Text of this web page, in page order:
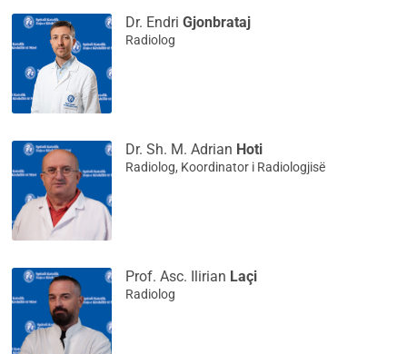
Dr. Endri Gjonbrataj
Radiolog
Dr. Sh. M. Adrian Hoti
Radiolog, Koordinator i Radiologjisë
Prof. Asc. Ilirian Laçi
Radiolog